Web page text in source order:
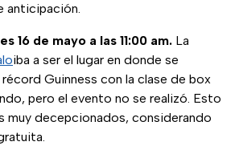
anticipación.
16 de mayo a las 11:00 am. La
iba a ser el lugar en donde se
Guinness con la clase de box
pero el evento no se realizó. Esto
muy decepcionados, considerando